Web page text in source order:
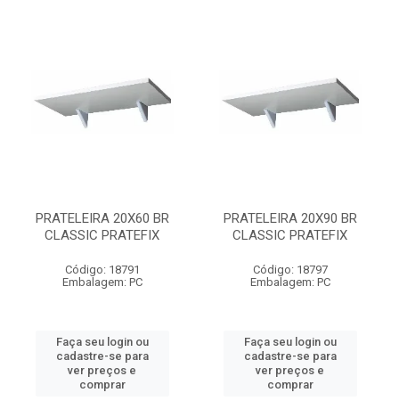
PRATELEIRA 20X60 BR
CLASSIC PRATEFIX
Código: 18791
Embalagem: PC
Faça seu login ou
cadastre-se para
ver preços e
comprar
PRATELEIRA 20X90 BR
CLASSIC PRATEFIX
Código: 18797
Embalagem: PC
Faça seu login ou
cadastre-se para
ver preços e
comprar